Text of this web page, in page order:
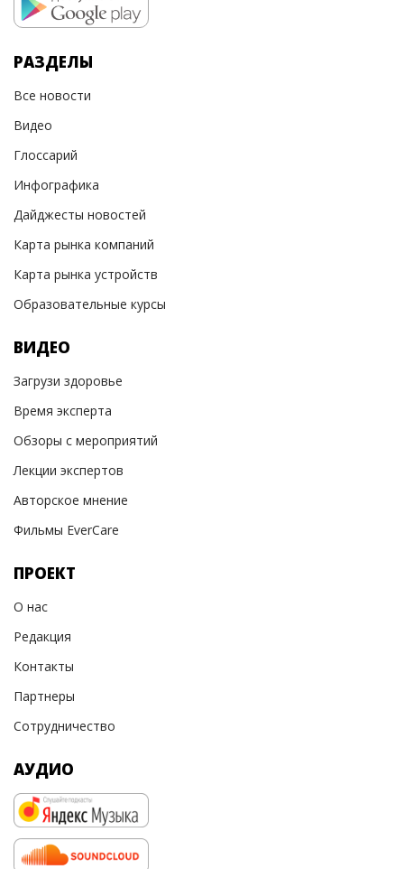
РАЗДЕЛЫ
Все новости
Видео
Глоссарий
Инфографика
Дайджесты новостей
Карта рынка компаний
Карта рынка устройств
Образовательные курсы
ВИДЕО
Загрузи здоровье
Время эксперта
Обзоры с мероприятий
Лекции экспертов
Авторское мнение
Фильмы EverCare
ПРОЕКТ
О нас
Редакция
Контакты
Партнеры
Сотрудничество
АУДИО